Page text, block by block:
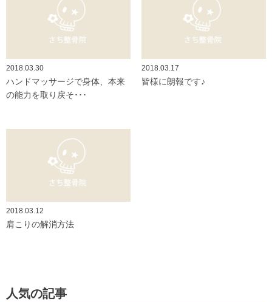
2018.03.30
ハンドマッサージで身体、本来
の能力を取り戻そ･･･
2018.03.17
皆様に朗報です♪
2018.03.12
肩こりの解消方法
人気の記事